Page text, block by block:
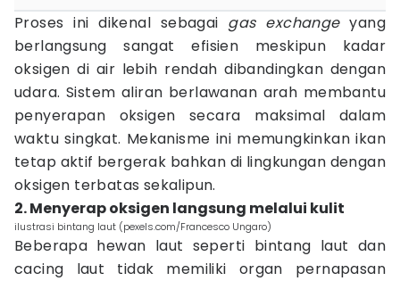
Proses ini dikenal sebagai gas exchangeyang
berlangsung sangat efisien meskipun kadar
oksigen di air lebih rendah dibandingkan dengan
udara. Sistem aliran berlawanan arah membantu
penyerapan oksigen secara maksimal dalam
waktu singkat. Mekanisme ini memungkinkan ikan
tetap aktif bergerak bahkan di lingkungan dengan
oksigen terbatas sekalipun.
2. Menyerap oksigen langsung melalui kulit
ilustrasi bintang laut (pexels.com/Francesco Ungaro)
Beberapa hewan laut seperti bintang laut dan
cacing laut tidak memiliki organ pernapasan